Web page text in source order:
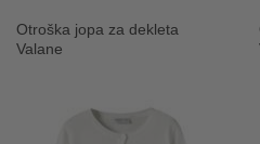
Otroška jopa za dekleta
Valane